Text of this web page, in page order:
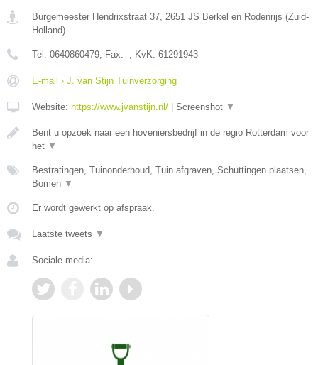
Burgemeester Hendrixstraat 37, 2651 JS Berkel en Rodenrijs (Zuid-
Holland)
Tel: 0640860479, Fax: -, KvK: 61291943
E-mail › J. van Stijn Tuinverzorging
Website: https://www.jvanstijn.nl/ Screenshot ▼
Bent u opzoek naar een hoveniersbedrijf in de regio Rotterdam voor
het ▼
Bestratingen, Tuinonderhoud, Tuin afgraven, Schuttingen plaatsen,
Bomen ▼
Er wordt gewerkt op afspraak.
Laatste tweets ▼
Sociale media: